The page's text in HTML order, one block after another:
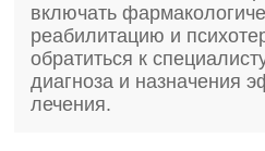
включать
реабилитацию и
обратиться к
диагноза и назначения
лечения.